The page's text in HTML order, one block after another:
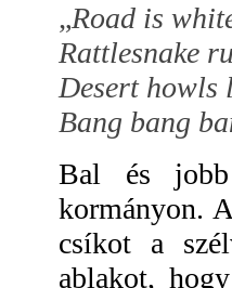
„Road is
Rattlesnake
Desert howls
Bang bang
Bal és
kormányon.
csíkot a
ablakot,